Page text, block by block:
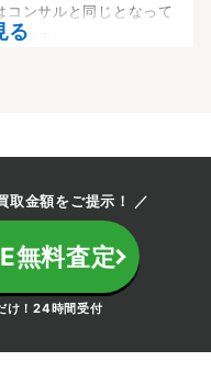
コンサルと同じとなって
ます。
ン メット
ジュアリーにスタッズ
のトゥにダブルソール
も人気の高い一足で
取
取金額をご提示！ ／
無料査定
け！24時間受付